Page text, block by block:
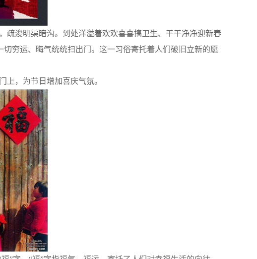
浚明渠暗沟。到处洋溢着欢欢喜喜搞卫生、干干净净迎新春
穷运、晦气统统扫出门。这一习俗寄托着人们破旧立新的愿
，为节日增加喜庆气氛。